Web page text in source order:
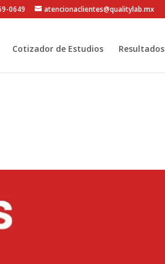
0649 atencionaclientes@qualitylab.mx
Cotizador de Estudios Resultados